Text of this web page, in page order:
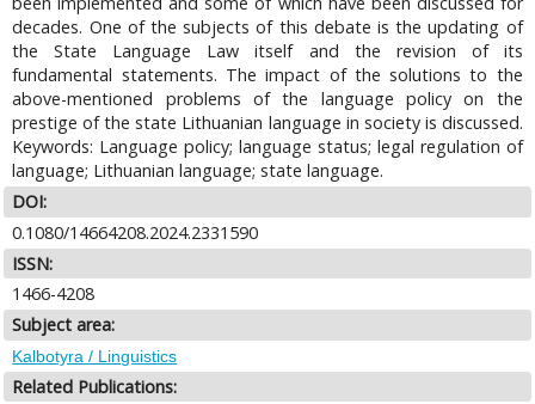
decades. One of the subjects of this debate is the updating of
the State Language Law itself and the revision of its
fundamental statements. The impact of the solutions to the
above-mentioned problems of the language policy on the
prestige of the state Lithuanian language in society is discussed.
Keywords: Language policy; language status; legal regulation of
language; Lithuanian language; state language.
DOI:
0.1080/14664208.2024.2331590
ISSN:
1466-4208
Subject area:
Kalbotyra / Linguistics
Related Publications: